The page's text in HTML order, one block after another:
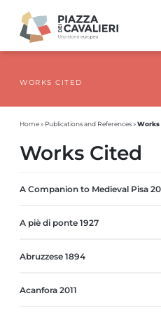
PUBLICATIONSAND
WORKS CITED
Home» Publications and References»Works
Works Cited
A Companion to Medieval Pisa
A piè di ponte 1927
Abruzzese 1894
Acanfora 2011